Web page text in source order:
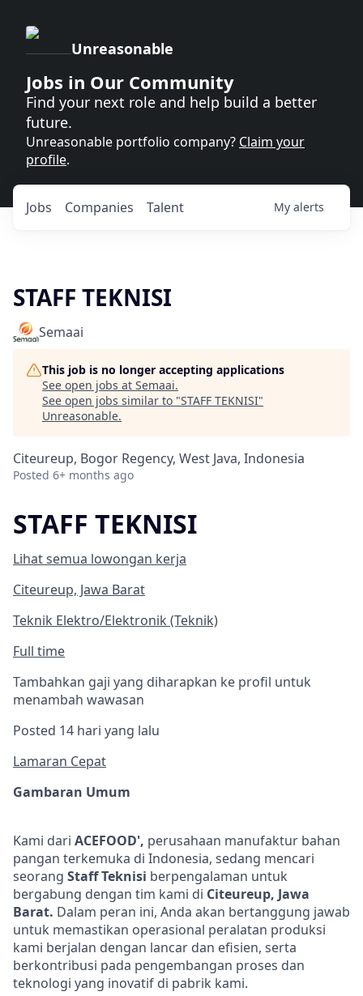
Unreasonable
Jobs in Our Community
Find your next role and help build a better
future.
Unreasonable portfolio company? Claim your
profile.
Jobs Companies Talent My alerts
STAFF TEKNISI
Semaai
This job is no longer accepting applications
See open jobs at Semaai.
See open jobs similar to "STAFF TEKNISI"
Unreasonable.
Citeureup, Bogor Regency, West Java, Indonesia
Posted 6+ months ago
STAFF TEKNISI
Lihat semua lowongan kerja
Citeureup, Jawa Barat
Teknik Elektro/Elektronik (Teknik)
Full time
Tambahkan gaji yang diharapkan ke profil untuk
menambah wawasan
Posted 14 hari yang lalu
Lamaran Cepat
Gambaran Umum
Kami dari ACEFOOD', perusahaan manufaktur bahan
pangan terkemuka di Indonesia, sedang mencari
seorang Staff Teknisi berpengalaman untuk
bergabung dengan tim kami di Citeureup, Jawa
Barat. Dalam peran ini, Anda akan bertanggung jawab
untuk memastikan operasional peralatan produksi
kami berjalan dengan lancar dan efisien, serta
berkontribusi pada pengembangan proses dan
teknologi yang inovatif di pabrik kami.